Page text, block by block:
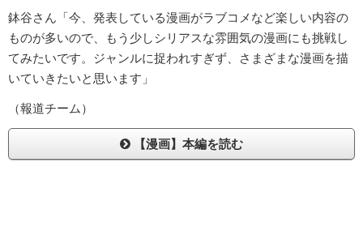
鉢谷さん「今、発表している漫画がラブコメなど楽しい内容の
ものが多いので、もう少しシリアスな雰囲気の漫画にも挑戦し
てみたいです。ジャンルに捉われすぎず、さまざまな漫画を描
いていきたいと思います」
（報道チーム）
【漫画】本編を読む